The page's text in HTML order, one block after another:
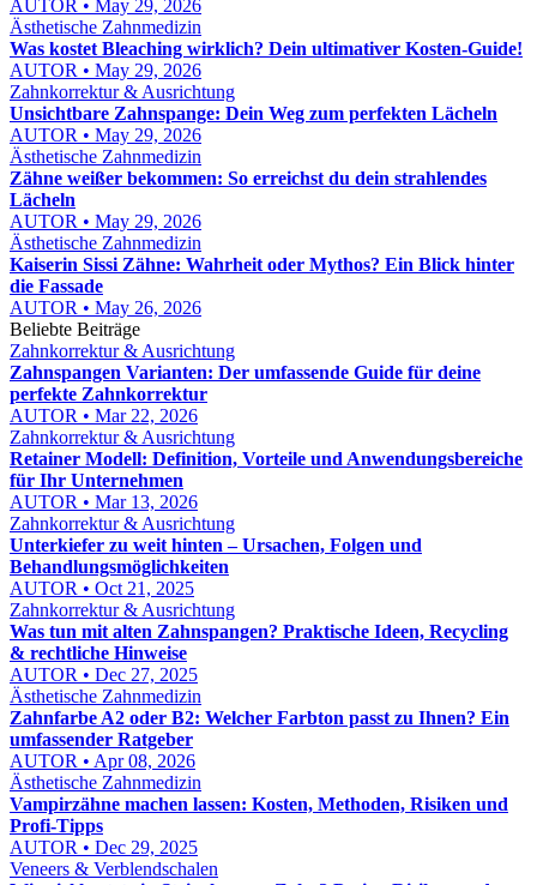
AUTOR • May 29, 2026
Ästhetische Zahnmedizin
Was kostet Bleaching wirklich? Dein ultimativer Kosten-Guide!
AUTOR • May 29, 2026
Zahnkorrektur & Ausrichtung
Unsichtbare Zahnspange: Dein Weg zum perfekten Lächeln
AUTOR • May 29, 2026
Ästhetische Zahnmedizin
Zähne weißer bekommen: So erreichst du dein strahlendes
Lächeln
AUTOR • May 29, 2026
Ästhetische Zahnmedizin
Kaiserin Sissi Zähne: Wahrheit oder Mythos? Ein Blick hinter
die Fassade
AUTOR • May 26, 2026
Beliebte Beiträge
Zahnkorrektur & Ausrichtung
Zahnspangen Varianten: Der umfassende Guide für deine
perfekte Zahnkorrektur
AUTOR • Mar 22, 2026
Zahnkorrektur & Ausrichtung
Retainer Modell: Definition, Vorteile und Anwendungsbereiche
für Ihr Unternehmen
AUTOR • Mar 13, 2026
Zahnkorrektur & Ausrichtung
Unterkiefer zu weit hinten – Ursachen, Folgen und
Behandlungsmöglichkeiten
AUTOR • Oct 21, 2025
Zahnkorrektur & Ausrichtung
Was tun mit alten Zahnspangen? Praktische Ideen, Recycling
& rechtliche Hinweise
AUTOR • Dec 27, 2025
Ästhetische Zahnmedizin
Zahnfarbe A2 oder B2: Welcher Farbton passt zu Ihnen? Ein
umfassender Ratgeber
AUTOR • Apr 08, 2026
Ästhetische Zahnmedizin
Vampirzähne machen lassen: Kosten, Methoden, Risiken und
Profi-Tipps
AUTOR • Dec 29, 2025
Veneers & Verblendschalen